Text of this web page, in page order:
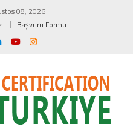
08, 2026
Başvuru Formu